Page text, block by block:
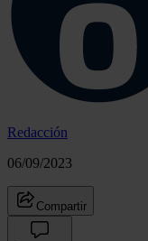
Redacción
06/09/2023
Compartir